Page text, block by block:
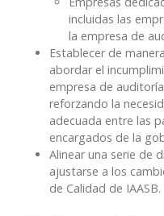
incluidas las
la empresa de
Establecer de
abordar el
empresa de
reforzando la
adecuada entre las
encargados de la
Alinear una serie de
ajustarse a los
de Calidad de IAASB.